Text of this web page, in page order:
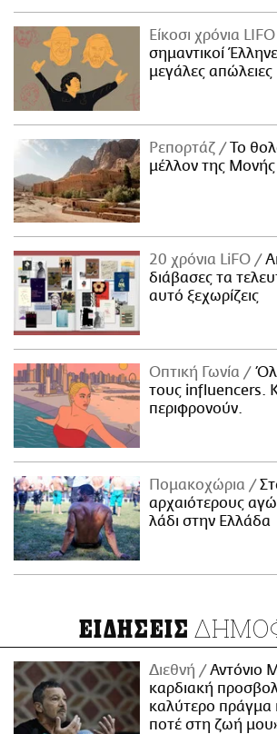
Είκοσι χρόνια LIFO
σημαντικοί
μεγάλες απώλειες
Ρεπορτάζ
Το
μέλλον της Μονής
20 χρόνια LiFO
διάβασες τα
αυτό ξεχωρίζεις
Οπτική Γωνία
τους influencers.
περιφρονούν.
Πομακοχώρια
αρχαιότερους
λάδι στην Ελλάδα
ΕΙΔΗΣΕΙΣ
Διεθνή
Αντόνιο
καρδιακή
καλύτερο πράγμα
ποτέ στη ζωή